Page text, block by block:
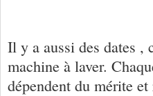
Il y a aussi des dates ,
machine à laver.
dépendent du mérite